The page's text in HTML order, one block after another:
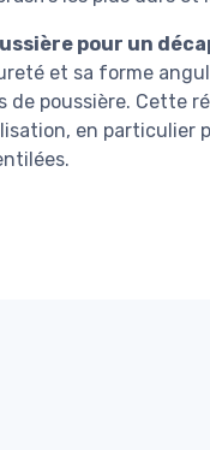
pour un
et sa forme
de poussière. Cette
en particulier